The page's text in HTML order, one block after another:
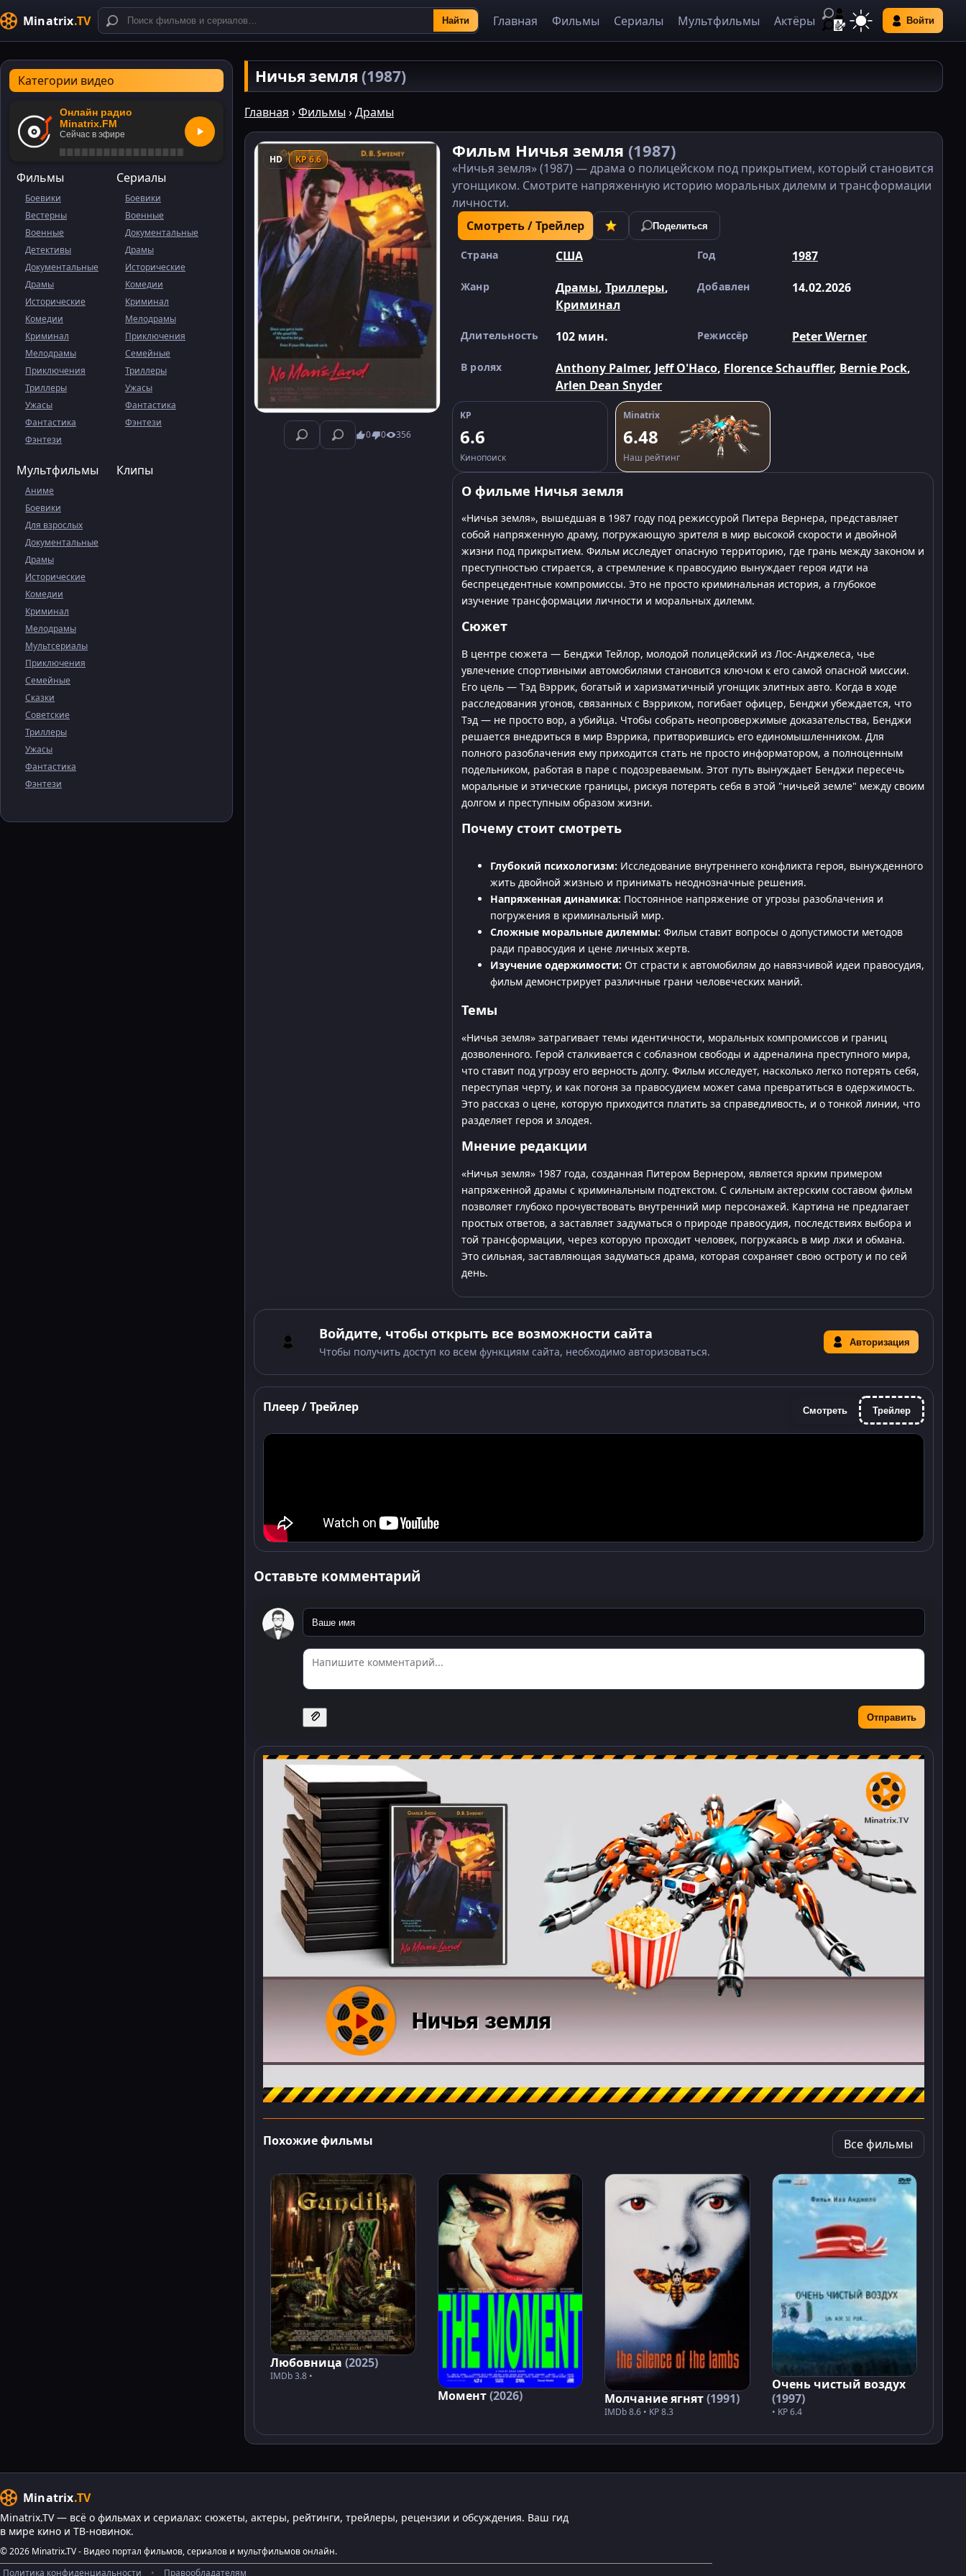
Minatrix.TV Найти Главная Фильмы Сериалы Мультфильмы Актёры Войти
Категории видео
Онлайн радио
Minatrix.FM
Сейчас в эфире
Фильмы
Боевики
Вестерны
Военные
Детективы
Документальные
Драмы
Исторические
Комедии
Криминал
Мелодрамы
Приключения
Триллеры
Ужасы
Фантастика
Фэнтези
Сериалы
Боевики
Военные
Документальные
Драмы
Исторические
Комедии
Криминал
Мелодрамы
Приключения
Семейные
Триллеры
Ужасы
Фантастика
Фэнтези
Мультфильмы
Аниме
Боевики
Для взрослых
Документальные
Драмы
Исторические
Комедии
Криминал
Мелодрамы
Мультсериалы
Приключения
Семейные
Сказки
Советские
Триллеры
Ужасы
Фантастика
Фэнтези
Клипы
Ничья земля (1987)
Главная ›Фильмы ›Драмы
HD KP 6.6
0 0 356
Фильм Ничья земля (1987)
«Ничья земля» (1987) — драма о полицейском под прикрытием, который становится
угонщиком. Смотрите напряженную историю моральных дилемм и трансформации
личности.
Смотреть / Трейлер
Поделиться
Страна США Год 1987
Жанр Драмы, Триллеры,
Криминал
Добавлен 14.02.2026
Длительность 102 мин. Режиссёр Peter Werner
В ролях Anthony Palmer, Jeff O'Haco, Florence Schauffler, Bernie Pock,
Arlen Dean Snyder
KP
6.6
Кинопоиск
Minatrix
6.48
Наш рейтинг
О фильме Ничья земля
«Ничья земля», вышедшая в 1987 году под режиссурой Питера Вернера, представляет
собой напряженную драму, погружающую зрителя в мир высокой скорости и двойной
жизни под прикрытием. Фильм исследует опасную территорию, где грань между законом и
преступностью стирается, а стремление к правосудию вынуждает героя идти на
беспрецедентные компромиссы. Это не просто криминальная история, а глубокое
изучение трансформации личности и моральных дилемм.
Сюжет
В центре сюжета — Бенджи Тейлор, молодой полицейский из Лос-Анджелеса, чье
увлечение спортивными автомобилями становится ключом к его самой опасной миссии.
Его цель — Тэд Вэррик, богатый и харизматичный угонщик элитных авто. Когда в ходе
расследования угонов, связанных с Вэрриком, погибает офицер, Бенджи убеждается, что
Тэд — не просто вор, а убийца. Чтобы собрать неопровержимые доказательства, Бенджи
решается внедриться в мир Вэррика, притворившись его единомышленником. Для
полного разоблачения ему приходится стать не просто информатором, а полноценным
подельником, работая в паре с подозреваемым. Этот путь вынуждает Бенджи пересечь
моральные и этические границы, рискуя потерять себя в этой "ничьей земле" между своим
долгом и преступным образом жизни.
Почему стоит смотреть
Глубокий психологизм: Исследование внутреннего конфликта героя, вынужденного
жить двойной жизнью и принимать неоднозначные решения.
Напряженная динамика: Постоянное напряжение от угрозы разоблачения и
погружения в криминальный мир.
Сложные моральные дилеммы: Фильм ставит вопросы о допустимости методов
ради правосудия и цене личных жертв.
Изучение одержимости: От страсти к автомобилям до навязчивой идеи правосудия,
фильм демонстрирует различные грани человеческих маний.
Темы
«Ничья земля» затрагивает темы идентичности, моральных компромиссов и границ
дозволенного. Герой сталкивается с соблазном свободы и адреналина преступного мира,
что ставит под угрозу его верность долгу. Фильм исследует, насколько легко потерять себя,
переступая черту, и как погоня за правосудием может сама превратиться в одержимость.
Это рассказ о цене, которую приходится платить за справедливость, и о тонкой линии, что
разделяет героя и злодея.
Мнение редакции
«Ничья земля» 1987 года, созданная Питером Вернером, является ярким примером
напряженной драмы с криминальным подтекстом. С сильным актерским составом фильм
позволяет глубоко прочувствовать внутренний мир персонажей. Картина не предлагает
простых ответов, а заставляет задуматься о природе правосудия, последствиях выбора и
той трансформации, через которую проходит человек, погружаясь в мир лжи и обмана.
Это сильная, заставляющая задуматься драма, которая сохраняет свою остроту и по сей
день.
Войдите, чтобы открыть все возможности сайта
Чтобы получить доступ ко всем функциям сайта, необходимо авторизоваться.
Авторизация
Плеер / Трейлер Смотреть Трейлер
Оставьте комментарий
Отправить
Похожие фильмы Все фильмы
Любовница (2025)
IMDb 3.8 •
Момент(2026) Молчание ягнят(1991)
IMDb 8.6 • KP 8.3
Очень чистый воздух
(1997)
• KP 6.4
Minatrix.TV
Minatrix.TV — всё о фильмах и сериалах: сюжеты, актеры, рейтинги, трейлеры, рецензии и обсуждения. Ваш гид
в мире кино и ТВ-новинок.
© 2026 Minatrix.TV - Видео портал фильмов, сериалов и мультфильмов онлайн.
Политика конфиденциальности
• Правообладателям